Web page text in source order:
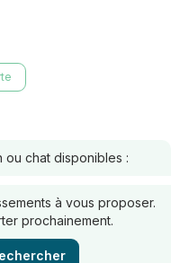
chat disponibles :
à vous proposer.
prochainement.